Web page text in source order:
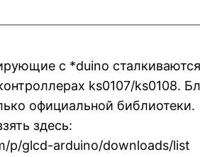
с *duino
ks0107/ks0108.
официальной библиотеки.
здесь:
p/glcd-arduino/downloads/list